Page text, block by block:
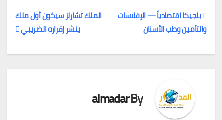
تصفّح
المقالات
الملك تشارلز سيكون أول ملك
ينشر إقراره الضريبي
بلجيكا اقتصادياً — الإفلاسات
والتأمين وطب الأسنان
By
almadar